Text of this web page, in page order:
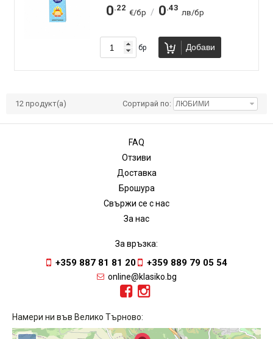
0.22
€/бр / 0.43
лв/бр
бр Добави
12 продукт(а) Сортирай по:
FAQ
Отзиви
Доставка
Брошура
Свържи се с нас
За нас
За връзка:
+359 887 81 81 20 +359 889 79 05 54
online@klasiko.bg
Намери ни във Велико Търново: